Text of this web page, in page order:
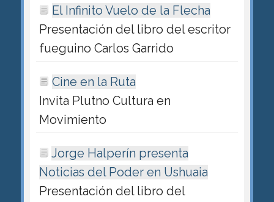
El Infinito Vuelo de la Flecha
Presentación del libro del escritor
fueguino Carlos Garrido
Cine en la Ruta
Invita Plutno Cultura en
Movimiento
Jorge Halperín presenta
Noticias del Poder en Ushuaia
Presentación del libro del